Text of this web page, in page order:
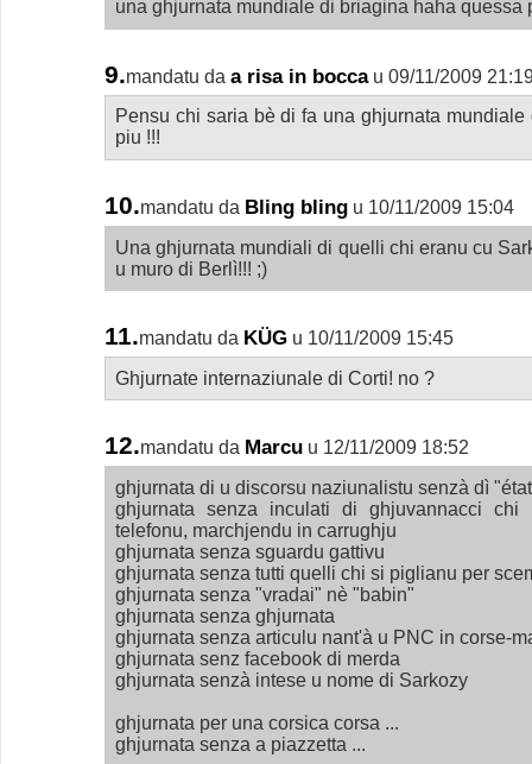
una ghjurnata mundiale di briagina haha quessa
9.mandatu da a risa in bocca u 09/11/2009
Pensu chi saria bè di fa una ghjurnata
piu !!!
10.mandatu da Bling bling u 10/11/2009 15:04
Una ghjurnata mundiali di quelli chi eranu cu
u muro di Berlì!!! ;)
11.mandatu da KÜG u 10/11/2009 15:45
Ghjurnate internaziunale di Corti! no ?
12.mandatu da Marcu u 12/11/2009 18:52
ghjurnata di u discorsu naziunalistu senzà dì
ghjurnata senza inculati di ghjuvannacci
telefonu, marchjendu in carrughju
ghjurnata senza sguardu gattivu
ghjurnata senza tutti quelli chi si piglianu per
ghjurnata senza "vradai" nè "babin"
ghjurnata senza ghjurnata
ghjurnata senza articulu nant'à u PNC in corse-
ghjurnata senz facebook di merda
ghjurnata senzà intese u nome di Sarkozy
ghjurnata per una corsica corsa ...
ghjurnata senza a piazzetta ...